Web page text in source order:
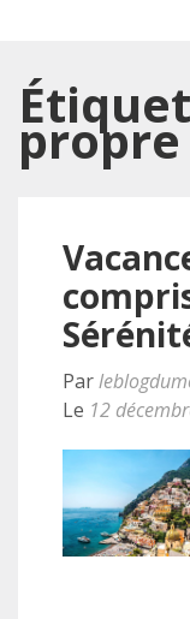
propre
Par
Le 12